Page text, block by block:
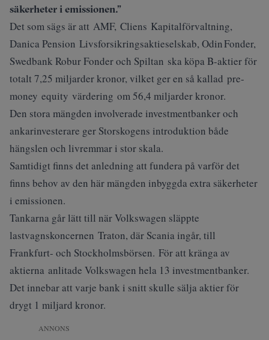
säkerheter i emissionen.”
Det som sägs är att AMF, Cliens Kapitalförvaltning,
Danica Pension Livsforsikringsaktieselskab, Odin Fonder,
Swedbank Robur Fonder och Spiltan ska köpa B-aktier för
totalt 7,25 miljarder kronor, vilket ger en så kallad pre-
money equity värdering om 56,4 miljarder kronor.
Den stora mängden involverade investmentbanker och
ankarinvesterare ger Storskogens introduktion både
hängslen och livremmar i stor skala.
Samtidigt finns det anledning att fundera på varför det
finns behov av den här mängden inbyggda extra säkerheter
i emissionen.
Tankarna går lätt till när Volkswagen släppte
lastvagnskoncernen Traton, där Scania ingår, till
Frankfurt- och Stockholmsbörsen. För att kränga av
aktierna anlitade Volkswagen hela 13 investmentbanker.
Det innebar att varje bank i snitt skulle sälja aktier för
drygt 1 miljard kronor.
ANNONS